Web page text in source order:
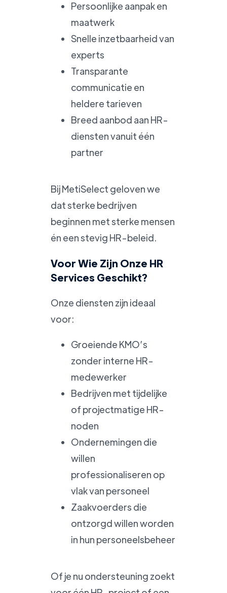
Persoonlijke aanpak en
maatwerk
Snelle inzetbaarheid van
experts
Transparante
communicatie en
heldere tarieven
Breed aanbod aan HR-
diensten vanuit één
partner
Bij MetiSelect geloven we
dat sterke bedrijven
beginnen met sterke mensen
én een stevig HR-beleid.
Voor Wie Zijn Onze HR
Services Geschikt?
Onze diensten zijn ideaal
voor:
Groeiende KMO’s
zonder interne HR-
medewerker
Bedrijven met tijdelijke
of projectmatige HR-
noden
Ondernemingen die
willen
professionaliseren op
vlak van personeel
Zaakvoerders die
ontzorgd willen worden
in hun personeelsbeheer
Of je nu ondersteuning zoekt